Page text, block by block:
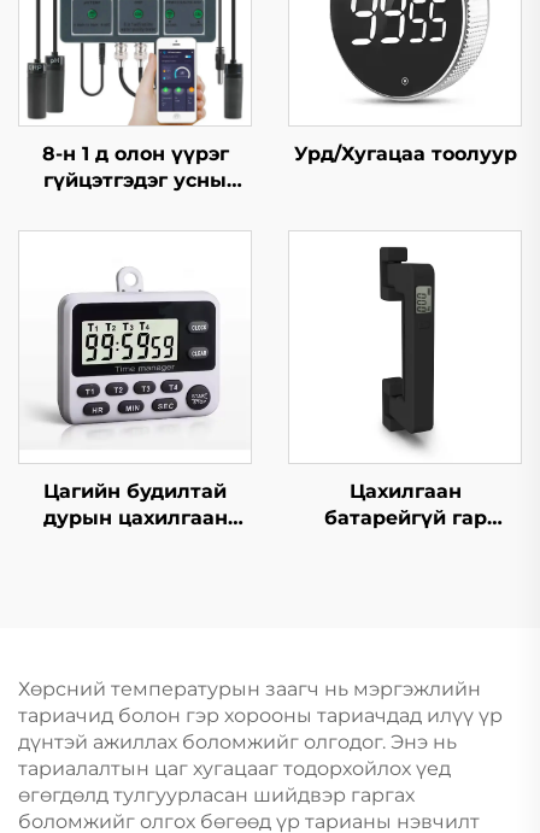
8-н 1 д олон үүрэг
гүйцэтгэдэг усны
Урд/Хугацаа тоолуур
Цагийн будилтай
дурын цахилгаан
Цахилгаан
батарейгүй гар
Хөрсний температурын заагч нь мэргэжлийн
тариачид болон гэр хорооны тариачдад илүү үр
дүнтэй ажиллах боломжийг олгодог. Энэ нь
тариалалтын цаг хугацааг тодорхойлох үед
өгөгдөлд тулгуурласан шийдвэр гаргах
боломжийг олгох бөгөөд үр тарианы нэвчилт